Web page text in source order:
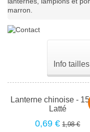
marron.
Info tailles
Lanterne chinoise -
Latté
0,69 € 1,98 €